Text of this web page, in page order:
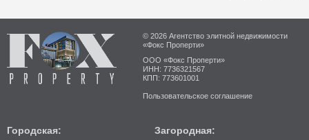
© 2026 Агентство элитной недвижимости
«Фокс Проперти»
ООО «Фокс Проперти»
ИНН: 7736321567
КПП: 773601001
Пользовательское соглашение
Городская: Загородная: